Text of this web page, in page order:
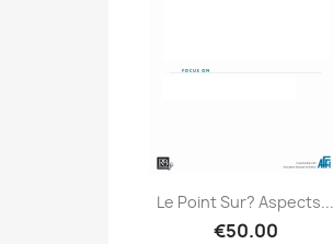
Le Point Sur? Aspects...
€50.00